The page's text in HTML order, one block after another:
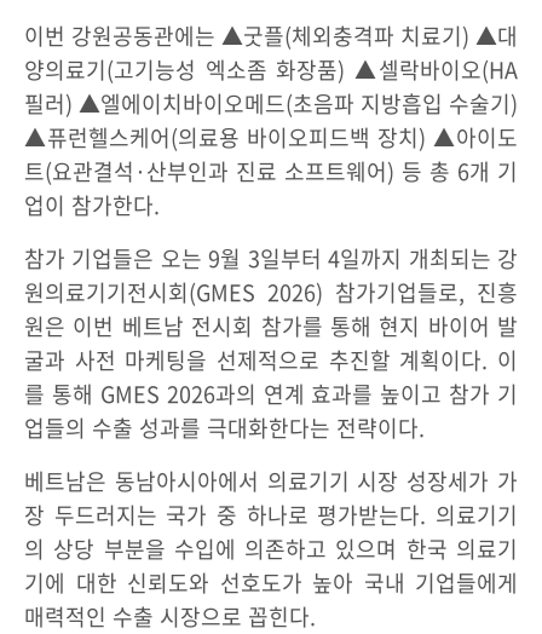
이번 강원공동관에는 ▲굿플(체외충격파 치료기) ▲대
양의료기(고기능성 엑소좀 화장품) ▲셀락바이오(HA
필러) ▲엘에이치바이오메드(초음파 지방흡입 수술기)
▲퓨런헬스케어(의료용 바이오피드백 장치) ▲아이도
트(요관결석·산부인과 진료 소프트웨어) 등 총 6개 기
업이 참가한다.
참가 기업들은 오는 9월 3일부터 4일까지 개최되는 강
원의료기기전시회(GMES 2026) 참가기업들로, 진흥
원은 이번 베트남 전시회 참가를 통해 현지 바이어 발
굴과 사전 마케팅을 선제적으로 추진할 계획이다. 이
를 통해 GMES 2026과의 연계 효과를 높이고 참가 기
업들의 수출 성과를 극대화한다는 전략이다.
베트남은 동남아시아에서 의료기기 시장 성장세가 가
장 두드러지는 국가 중 하나로 평가받는다. 의료기기
의 상당 부분을 수입에 의존하고 있으며 한국 의료기
기에 대한 신뢰도와 선호도가 높아 국내 기업들에게
매력적인 수출 시장으로 꼽힌다.